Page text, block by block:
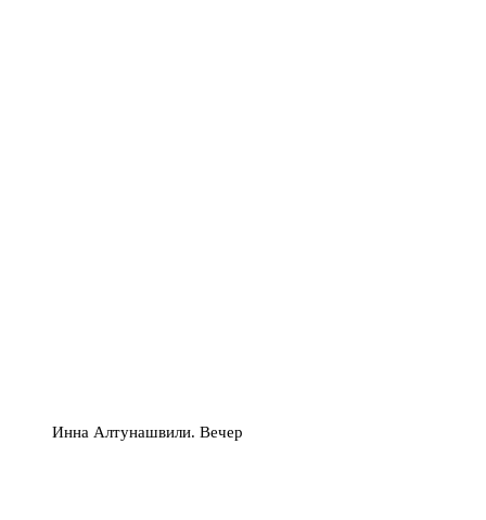
Инна Алтунашвили. Вечер